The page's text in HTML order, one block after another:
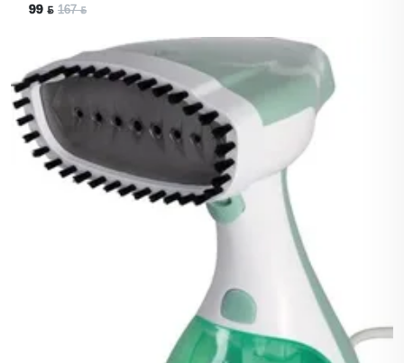
99 ƃ 167 ƃ